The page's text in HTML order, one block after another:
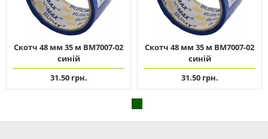
Скотч 48 мм 35 м ВМ7007-02
синій
31.50 грн.
Скотч 48 мм 35 м ВМ7007-02
синій
31.50 грн.